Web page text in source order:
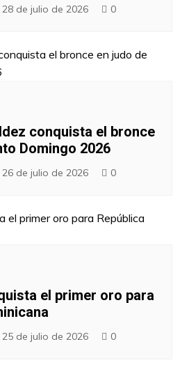
28 de julio de 2026 0
conquista el bronce
Domingo 2026
26 de julio de 2026 0
el primer oro para
25 de julio de 2026 0